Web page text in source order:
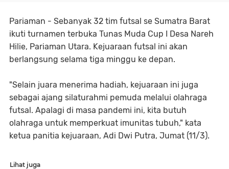
Pariaman - Sebanyak 32 tim futsal se Sumatra Barat
ikuti turnamen terbuka Tunas Muda Cup I Desa Nareh
Hilie, Pariaman Utara. Kejuaraan futsal ini akan
berlangsung selama tiga minggu ke depan.
"Selain juara menerima hadiah, kejuaraan ini juga
sebagai ajang silaturahmi pemuda melalui olahraga
futsal. Apalagi di masa pandemi ini, kita butuh
olahraga untuk memperkuat imunitas tubuh," kata
ketua panitia kejuaraan, Adi Dwi Putra, Jumat (11/3).
Lihat juga